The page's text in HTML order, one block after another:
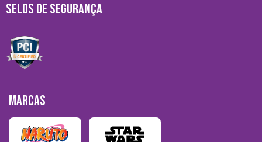
SELOS DE SEGURANÇA
MARCAS